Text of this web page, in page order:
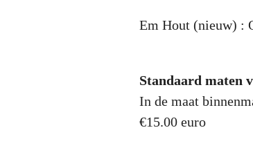
Em Hout (nieuw) :
Standaard maten
In de maat
€15.00 euro